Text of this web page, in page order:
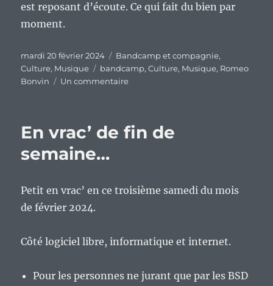
est reposant d’écoute. Ce qui fait du bien par
moment.
Publié
le
mardi 20 février 2024 Catégories
Bandcamp et compagnie,
Culture, Musique Étiquettes
bandcamp,Culture, Musique, Romeo
Bonvin
Un commentairesur
en
Bovin.
En vrac’ de fin de
semaine…
Petit en vrac’ en ce troisième samedi du mois
de février 2024.
Côté logiciel libre, informatique et internet.
Pour les personnes ne jurant que par les BSD